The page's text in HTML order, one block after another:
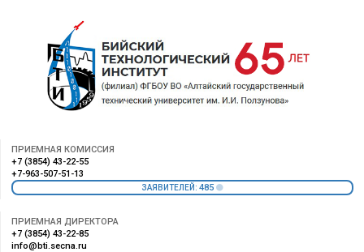
ПРИЕМНАЯ КОМИССИЯ
+7 (3854) 43-22-55
+7-963-507-51-13
ЗАЯВИТЕЛЕЙ: 485
ПРИЕМНАЯ ДИРЕКТОРА
+7 (3854) 43-22-85
info@bti.secna.ru